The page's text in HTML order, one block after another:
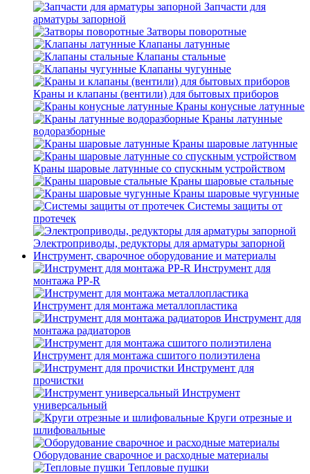
Запчасти для
арматуры запорной
Затворы поворотные
Клапаны латунные
Клапаны стальные
Клапаны чугунные
Краны и клапаны (вентили) для бытовых приборов
Краны конусные латунные
Краны латунные
водоразборные
Краны шаровые латунные
Краны шаровые латунные со спускным устройством
Краны шаровые стальные
Краны шаровые чугунные
Системы защиты от
протечек
Электроприводы, редукторы для арматуры запорной
Инструмент, сварочное оборудование и материалы
Инструмент для
монтажа PP-R
Инструмент для монтажа металлопластика
Инструмент для
монтажа радиаторов
Инструмент для монтажа сшитого полиэтилена
Инструмент для
прочистки
Инструмент
универсальный
Круги отрезные и
шлифовальные
Оборудование сварочное и расходные материалы
Тепловые пушки